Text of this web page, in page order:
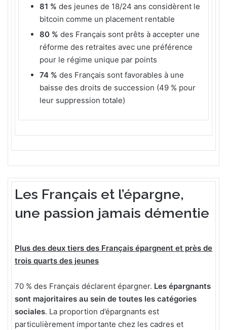
81 % des jeunes de 18/24 ans considèrent le
bitcoin comme un placement rentable
80 % des Français sont prêts à accepter une
réforme des retraites avec une préférence
pour le régime unique par points
74 % des Français sont favorables à une
baisse des droits de succession (49 % pour
leur suppression totale)
Les Français et l’épargne,
une passion jamais démentie
Plus des deux tiers des Français épargnent et près de
trois quarts des jeunes
70 % des Français déclarent épargner. Les épargnants
sont majoritaires au sein de toutes les catégories
sociales. La proportion d’épargnants est
particulièrement importante chez les cadres et